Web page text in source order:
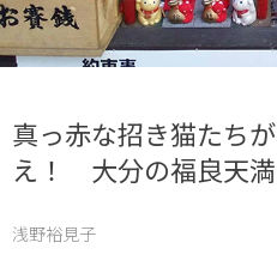
真っ赤な招き猫たち
え！ 大分の福良天
浅野裕見子